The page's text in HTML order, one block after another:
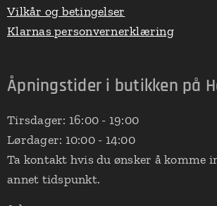
Vilkår og betingelser
Klarnas personvernerklæring
Åpningstider i butikken på
Tirsdager: 16:00 - 19:00
Lørdager: 10:00 - 14:00
Ta kontakt hvis du ønsker å komme
annet tidspunkt.